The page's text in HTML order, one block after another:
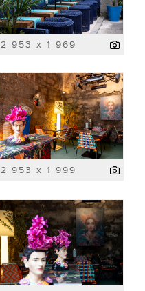
2 953 x 1 969
2 953 x 1 999